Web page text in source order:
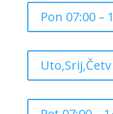
Pon 07:00 –